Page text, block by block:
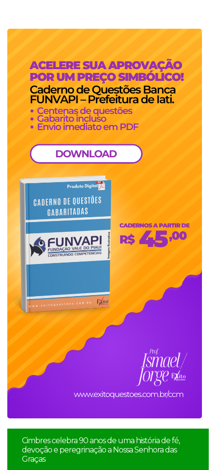
Cimbres celebra 90 anos de uma história de fé,
devoção e peregrinação a Nossa Senhora das
Graças